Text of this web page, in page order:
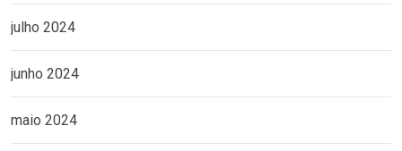
julho 2024
junho 2024
maio 2024